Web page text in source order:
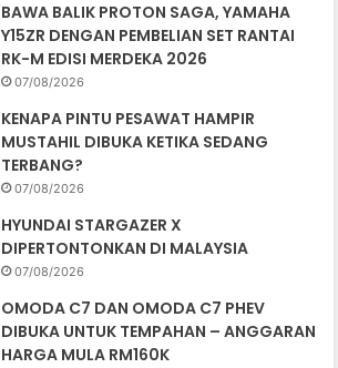
BAWA BALIK PROTON SAGA, YAMAHA
Y15ZR DENGAN PEMBELIAN SET RANTAI
RK-M EDISI MERDEKA 2026
07/08/2026
KENAPA PINTU PESAWAT HAMPIR
MUSTAHIL DIBUKA KETIKA SEDANG
TERBANG?
07/08/2026
HYUNDAI STARGAZER X
DIPERTONTONKAN DI MALAYSIA
07/08/2026
OMODA C7 DAN OMODA C7 PHEV
DIBUKA UNTUK TEMPAHAN – ANGGARAN
HARGA MULA RM160K